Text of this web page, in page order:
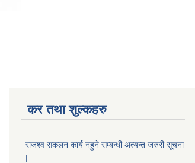
कर तथा शुल्कहरु
राजश्व सकलन कार्य नहुने सम्बन्धी अत्यन्त जरुरी सूचना
|